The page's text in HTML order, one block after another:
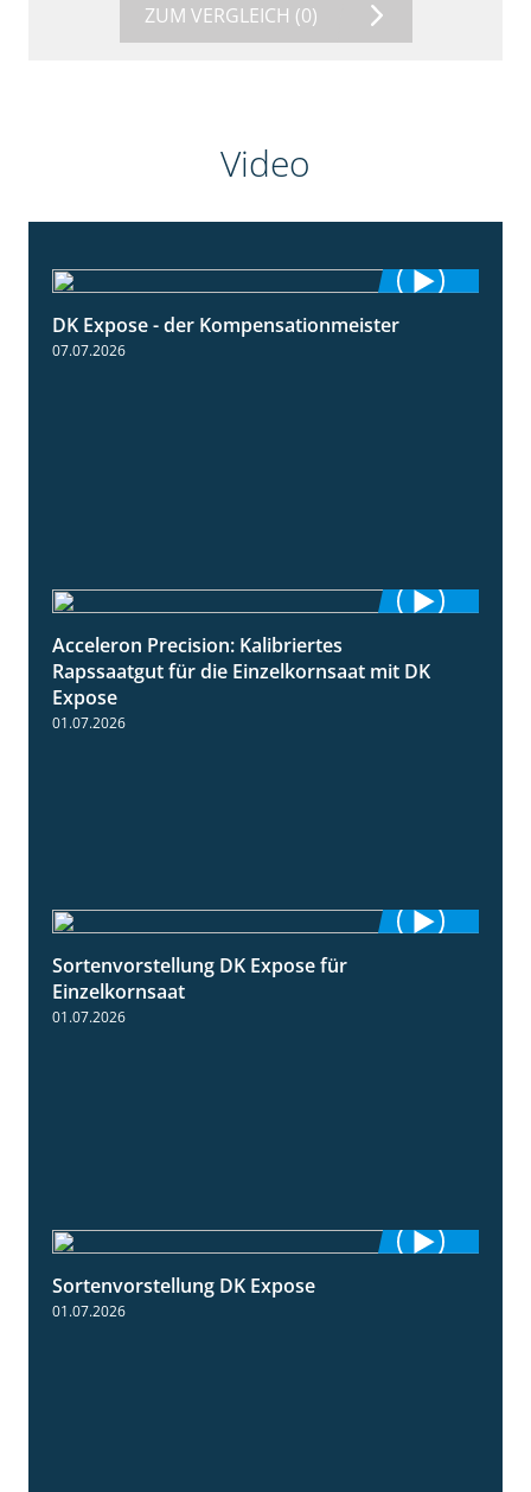
ZUM VERGLEICH (0)
Video
DK Expose - der Kompensationmeister
07.07.2026
Acceleron Precision: Kalibriertes
Rapssaatgut für die Einzelkornsaat mit DK
Expose
01.07.2026
Sortenvorstellung DK Expose für
Einzelkornsaat
01.07.2026
Sortenvorstellung DK Expose
01.07.2026